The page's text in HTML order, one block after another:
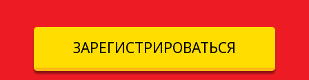
ЗАРЕГИСТРИРОВАТЬСЯ